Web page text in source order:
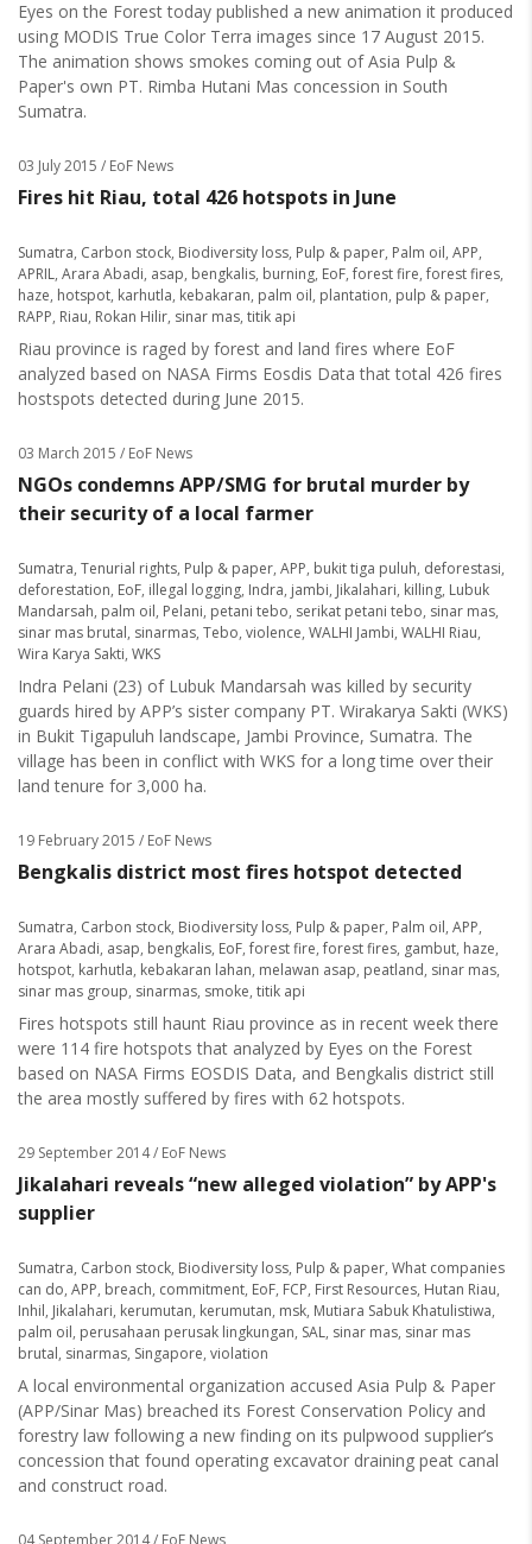
Eyes on the Forest today published a new animation it produced
using MODIS True Color Terra images since 17 August 2015.
The animation shows smokes coming out of Asia Pulp &
Paper's own PT. Rimba Hutani Mas concession in South
Sumatra.
03 July 2015 / EoF News
Fires hit Riau, total 426 hotspots in June
Sumatra, Carbon stock, Biodiversity loss, Pulp & paper, Palm oil, APP,
APRIL, Arara Abadi, asap, bengkalis, burning, EoF, forest fire, forest fires,
haze, hotspot, karhutla, kebakaran, palm oil, plantation, pulp & paper,
RAPP, Riau, Rokan Hilir, sinar mas, titik api
Riau province is raged by forest and land fires where EoF
analyzed based on NASA Firms Eosdis Data that total 426 fires
hostspots detected during June 2015.
03 March 2015 / EoF News
NGOs condemns APP/SMG for brutal murder by
their security of a local farmer
Sumatra, Tenurial rights, Pulp & paper, APP, bukit tiga puluh, deforestasi,
deforestation, EoF, illegal logging, Indra, jambi, Jikalahari, killing, Lubuk
Mandarsah, palm oil, Pelani, petani tebo, serikat petani tebo, sinar mas,
sinar mas brutal, sinarmas, Tebo, violence, WALHI Jambi, WALHI Riau,
Wira Karya Sakti, WKS
Indra Pelani (23) of Lubuk Mandarsah was killed by security
guards hired by APP’s sister company PT. Wirakarya Sakti (WKS)
in Bukit Tigapuluh landscape, Jambi Province, Sumatra. The
village has been in conflict with WKS for a long time over their
land tenure for 3,000 ha.
19 February 2015 / EoF News
Bengkalis district most fires hotspot detected
Sumatra, Carbon stock, Biodiversity loss, Pulp & paper, Palm oil, APP,
Arara Abadi, asap, bengkalis, EoF, forest fire, forest fires, gambut, haze,
hotspot, karhutla, kebakaran lahan, melawan asap, peatland, sinar mas,
sinar mas group, sinarmas, smoke, titik api
Fires hotspots still haunt Riau province as in recent week there
were 114 fire hotspots that analyzed by Eyes on the Forest
based on NASA Firms EOSDIS Data, and Bengkalis district still
the area mostly suffered by fires with 62 hotspots.
29 September 2014/ EoF News
Jikalahari reveals “new alleged violation” by APP's
supplier
Sumatra, Carbon stock, Biodiversity loss, Pulp & paper, What companies
can do, APP, breach, commitment, EoF, FCP, First Resources, Hutan Riau,
Inhil, Jikalahari, kerumutan, kerumutan, msk, Mutiara Sabuk Khatulistiwa,
palm oil, perusahaan perusak lingkungan, SAL, sinar mas, sinar mas
brutal, sinarmas, Singapore, violation
A local environmental organization accused Asia Pulp & Paper
(APP/Sinar Mas) breached its Forest Conservation Policy and
forestry law following a new finding on its pulpwood supplier’s
concession that found operating excavator draining peat canal
and construct road.
04 September 2014/ EoF News